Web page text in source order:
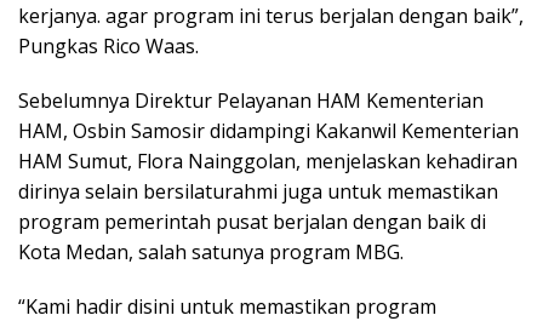
kerjanya. agar program ini terus berjalan dengan baik”,
Pungkas Rico Waas.
Sebelumnya Direktur Pelayanan HAM Kementerian
HAM, Osbin Samosir didampingi Kakanwil Kementerian
HAM Sumut, Flora Nainggolan, menjelaskan kehadiran
dirinya selain bersilaturahmi juga untuk memastikan
program pemerintah pusat berjalan dengan baik di
Kota Medan, salah satunya program MBG.
“Kami hadir disini untuk memastikan program